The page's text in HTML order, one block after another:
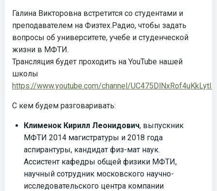
Галина Викторовна встретится со студентами и
преподавателем на Физтех.Радио, чтобы задать
вопросы об университете, учебе и студенческой
жизни в МФТИ.
Трансляция будет проходить на YouTube нашей
школы
https://www.youtube.com/channel/
С кем будем разговаривать:
Клименок Кирилл Леонидович, выпускник
МФТИ 2014 магистратуры и 2018 года
аспирантуры, кандидат физ-мат наук.
Ассистент кафедры общей физики МФТИ,
научный сотрудник московского научно-
исследовательского центра компании